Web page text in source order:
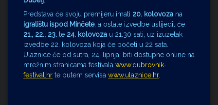
Predstava će svoju premijeru imati 20. kolovoza na
igralištu ispod Minčete, a ostale izvedbe uslijedit će
21., 22., 23. te 24. kolovoza u 21.30 sati, uz izuzetak
izvedbe 22. kolovoza koja će početi u 22 sata.
Ulaznice će od sutra, 24. lipnja, biti dostupne online na
mrežnim stranicama festivala www.dubrovnik-
festival.hr te putem servisa www.ulaznice.hr.